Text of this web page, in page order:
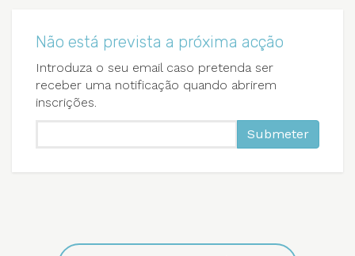
Não está prevista a próxima acção
Introduza o seu email caso pretenda ser
receber uma notificação quando abrirem
inscrições.
Submeter